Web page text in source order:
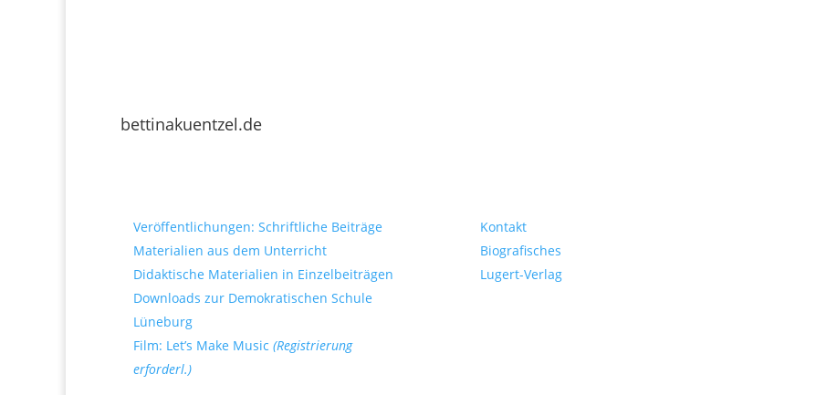
bettinakuentzel.de
Veröffentlichungen: Schriftliche Beiträge
Materialien aus dem Unterricht
Didaktische Materialien in Einzelbeiträgen
Downloads zur Demokratischen Schule
Lüneburg
Film: Let’s Make Music (Registrierung
erforderl.)
Kontakt
Biografisches
Lugert-Verlag